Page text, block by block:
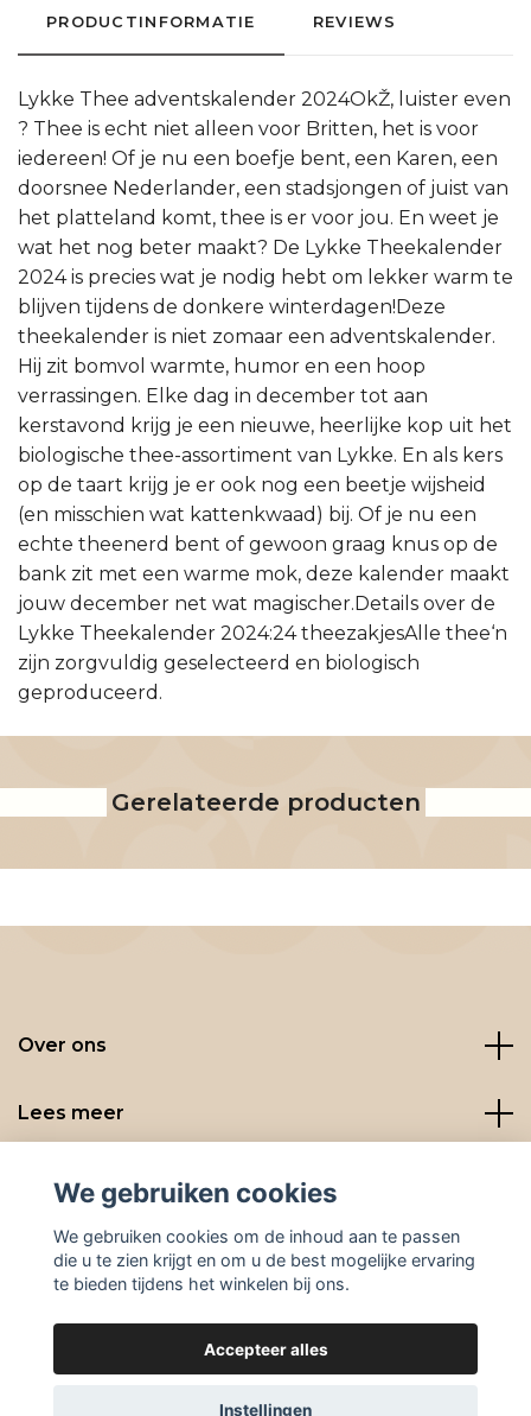
PRODUCTINFORMATIE REVIEWS
Lykke Thee adventskalender 2024OkŽ, luister even
? Thee is echt niet alleen voor Britten, het is voor
iedereen! Of je nu een boefje bent, een Karen, een
doorsnee Nederlander, een stadsjongen of juist van
het platteland komt, thee is er voor jou. En weet je
wat het nog beter maakt? De Lykke Theekalender
2024 is precies wat je nodig hebt om lekker warm te
blijven tijdens de donkere winterdagen!Deze
theekalender is niet zomaar een adventskalender.
Hij zit bomvol warmte, humor en een hoop
verrassingen. Elke dag in december tot aan
kerstavond krijg je een nieuwe, heerlijke kop uit het
biologische thee-assortiment van Lykke. En als kers
op de taart krijg je er ook nog een beetje wijsheid
(en misschien wat kattenkwaad) bij. Of je nu een
echte theenerd bent of gewoon graag knus op de
bank zit met een warme mok, deze kalender maakt
jouw december net wat magischer.Details over de
Lykke Theekalender 2024:24 theezakjesAlle thee‘n
zijn zorgvuldig geselecteerd en biologisch
geproduceerd.
Gerelateerde producten
Over ons
Lees meer
Social media
© 2026 BeanBuddies
We gebruiken cookies
We gebruiken cookies om de inhoud aan te passen
die u te zien krijgt en om u de best mogelijke ervaring
te bieden tijdens het winkelen bij ons.
Accepteer alles
Instellingen